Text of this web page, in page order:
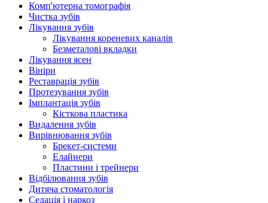
Комп'ютерна томографія
Чистка зубів
Лікування зубів
Лікування кореневих каналів
Безметалові вкладки
Лікування ясен
Вініри
Реставрація зубів
Протезування зубів
Імплантація зубів
Кісткова пластика
Видалення зубів
Вирівнювання зубів
Брекет-системи
Елайнери
Пластини і трейнери
Відбілювання зубів
Дитяча стоматологія
Седація і наркоз